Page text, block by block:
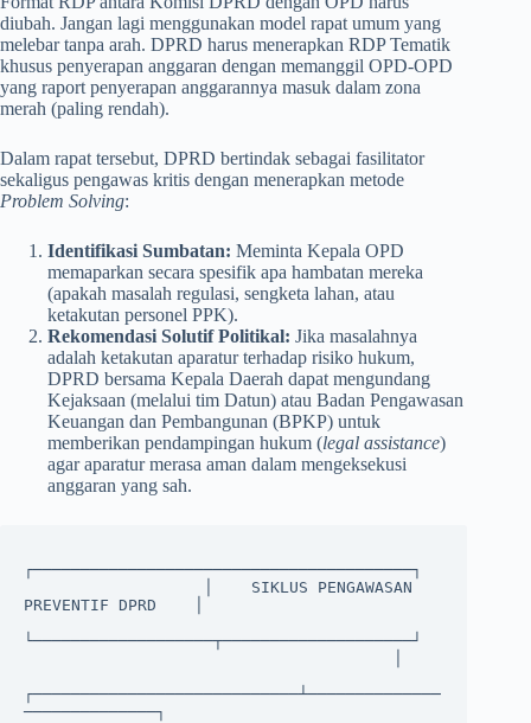
diubah. Jangan lagi menggunakan model rapat umum yang
melebar tanpa arah. DPRD harus menerapkan RDP Tematik
khusus penyerapan anggaran dengan memanggil OPD-OPD
yang raport penyerapan anggarannya masuk dalam zona
merah (paling rendah).
Dalam rapat tersebut, DPRD bertindak sebagai fasilitator
sekaligus pengawas kritis dengan menerapkan metode
Problem Solving:
Identifikasi Sumbatan: Meminta Kepala OPD
memaparkan secara spesifik apa hambatan mereka
(apakah masalah regulasi, sengketa lahan, atau
ketakutan personel PPK).
Rekomendasi Solutif Politikal: Jika masalahnya
adalah ketakutan aparatur terhadap risiko hukum,
DPRD bersama Kepala Daerah dapat mengundang
Kejaksaan (melalui tim Datun) atau Badan Pengawasan
Keuangan dan Pembangunan (BPKP) untuk
memberikan pendampingan hukum (legal assistance)
agar aparatur merasa aman dalam mengeksekusi
anggaran yang sah.
┌────────────────────────────────────────┐
PREVENTIF DPRD    │
└───────────────────┬────────────────────┘
┌────────────────────────────┴──────────────
──────────────┐